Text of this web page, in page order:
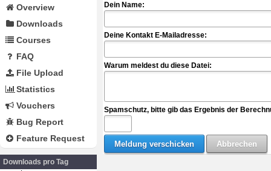
Overview
Downloads
Courses
FAQ
File Upload
Statistics
Vouchers
Bug Report
Feature Request
Downloads pro Tag
Dein Name:
Deine Kontakt E-Mailadresse:
Warum meldest du diese Datei:
Spamschutz, bitte gib das Ergebnis der